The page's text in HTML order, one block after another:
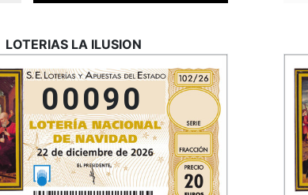
LOTERIAS LA ILUSION
00090